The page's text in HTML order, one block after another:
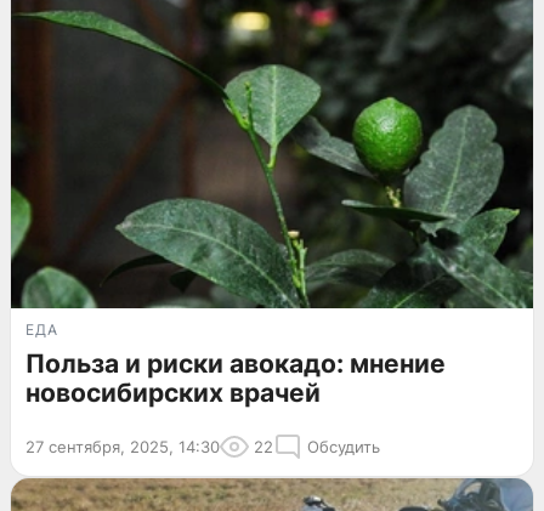
ЕДА
Польза и риски авокадо: мнение
новосибирских врачей
27 сентября, 2025, 14:30 22 Обсудить